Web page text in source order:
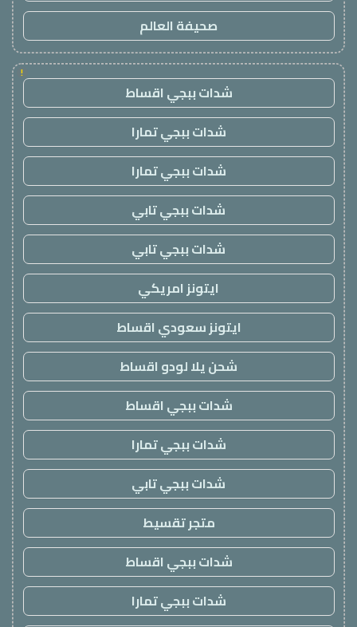
صحيفة العالم
!
شدات ببجي اقساط
شدات ببجي تمارا
شدات ببجي تمارا
شدات ببجي تابي
شدات ببجي تابي
ايتونز امريكي
ايتونز سعودي اقساط
شحن يلا لودو اقساط
شدات ببجي اقساط
شدات ببجي تمارا
شدات ببجي تابي
متجر تقسيط
شدات ببجي اقساط
شدات ببجي تمارا